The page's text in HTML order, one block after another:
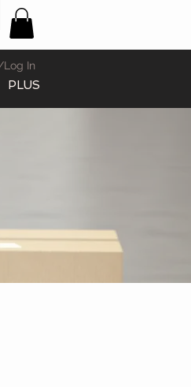
PLUS
In